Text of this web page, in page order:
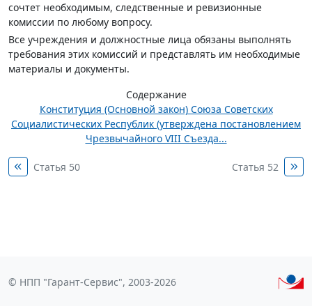
сочтет необходимым, следственные и ревизионные
комиссии по любому вопросу.
Все учреждения и должностные лица обязаны выполнять
требования этих комиссий и представлять им необходимые
материалы и документы.
Содержание
Конституция (Основной закон) Союза Советских
Социалистических Республик (утверждена постановлением
Чрезвычайного VIII Съезда...
Статья 50 Статья 52
© НПП "Гарант-Сервис", 2003-2026